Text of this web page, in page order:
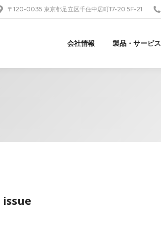
〒120-0035 東京都足立区千住中居町17-20 5F-21
会社情報 製品・サービス
issue